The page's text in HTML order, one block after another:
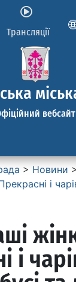
Трансляції
вебсайт
> Новини >
і
і